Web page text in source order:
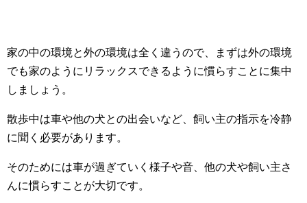
家の中の環境と外の環境は全く違うので、まずは外の環境
でも家のようにリラックスできるように慣らすことに集中
しましょう。
散歩中は車や他の犬との出会いなど、飼い主の指示を冷静
に聞く必要があります。
そのためには車が過ぎていく様子や音、他の犬や飼い主さ
んに慣らすことが大切です。